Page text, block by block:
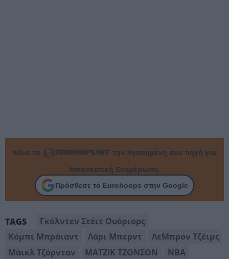
Κάνε το
την Αγαπημένη σου πηγή για
Μπασκετική Ενημέρωση.
Πρόσθεσε το Eurohoops στην Google
TAGS
Γκόλντεν Στέιτ Ουόριορς
Κόμπι Μπράιαντ
Λάρι Μπερντ
ΛεΜπρον Τζέιμς
Μάικλ Τζόρνταν
ΜΑΤΖΙΚ ΤΖΟΝΣΟΝ ΝΒΑ